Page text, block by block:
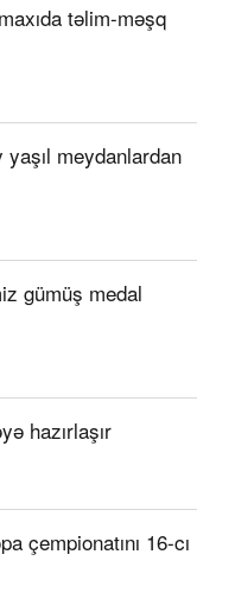
təlim-məşq
meydanlardan
gümüş medal
hazırlaşır
çempionatını 16-cı